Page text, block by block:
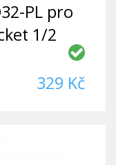
PL pro
1/2
329 Kč